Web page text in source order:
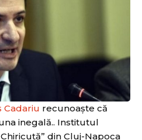
Cadariu recunoaște că
inegală.. Institutul
din Cluj-Napoca